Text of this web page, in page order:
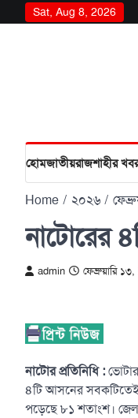
to
Sat, Aug 8, 2026
হোমজাতীয়রাজশাহীর
Home ২০২৬
নাটোরের
admin ফেব্রুয়ারি
নাটোর প্রতিনিধি :
৪টি আসনের সবকটিতেই
পড়েছে ৮১ শতাংশ।